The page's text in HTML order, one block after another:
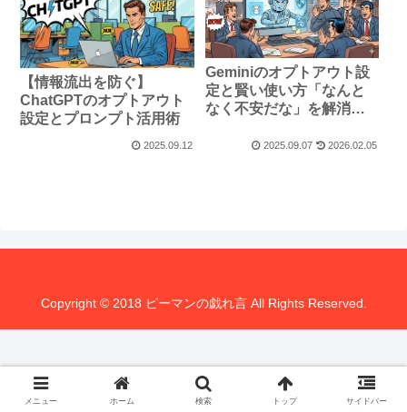
【情報流出を防ぐ】
ChatGPTのオプトアウト
設定とプロンプト活用術
2025.09.12
Geminiのオプトアウト設
定と賢い使い方「なんと
なく不安だな」を解消す
2025.09.07 2026.02.05
Copyright © 2018 ピーマンの戯れ言 All Rights Reserved.
メニュー ホーム 検索 トップ サイドバー